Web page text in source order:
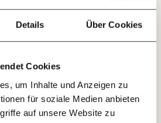
Details Über Cookies
Cookies
um Inhalte und Anzeigen zu
für soziale Medien anbieten
auf unsere Website zu
gratis
von Wohneigentum mit
Inflationsrate
höheren Inflation zu kämpfen
folgende